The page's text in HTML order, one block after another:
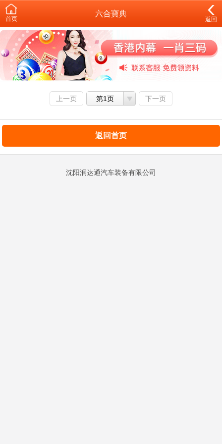
首页
六合寶典
返回
上一页 第1页 下一页
返回首页
沈阳润达通汽车装备有限公司